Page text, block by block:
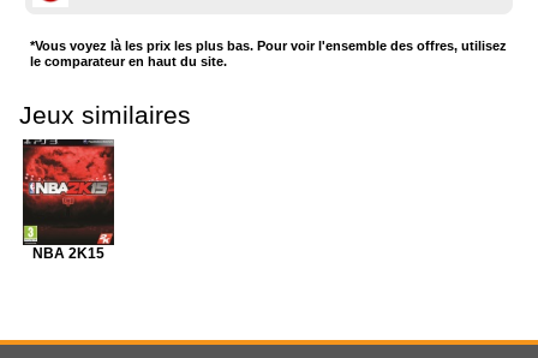
*Vous voyez là les prix les plus bas. Pour voir l'ensemble des offres, utilisez
le comparateur en haut du site.
Jeux similaires
NBA 2K15